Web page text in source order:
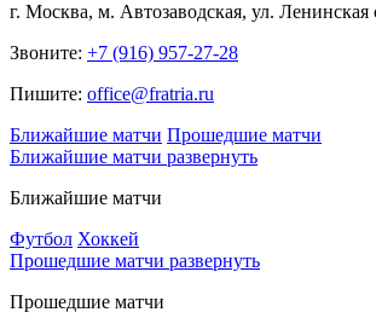
г. Москва, м. Автозаводская, ул.
Звоните: +7 (916) 957-27-28
Пишите: office@fratria.ru
Ближайшие матчи Прошедшие матчи
Ближайшие матчи развернуть
Ближайшие матчи
Футбол Хоккей
Прошедшие матчи развернуть
Прошедшие матчи